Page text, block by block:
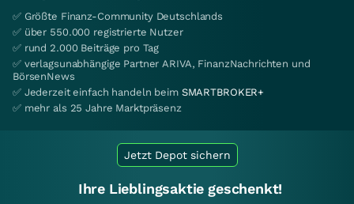
✅ Größte Finanz-Community Deutschlands
✅ über 550.000 registrierte Nutzer
✅ rund 2.000 Beiträge pro Tag
✅ verlagsunabhängige Partner ARIVA, FinanzNachrichten und
BörsenNews
✅ Jederzeit einfach handeln beim SMARTBROKER+
✅ mehr als 25 Jahre Marktpräsenz
Jetzt Depot sichern
Ihre Lieblingsaktie geschenkt!